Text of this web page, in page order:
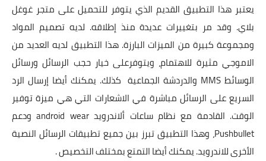
يعتبر هذا التطبيق القديم الذي يتوفر للتحميل على متجر غوغل
بلاي. وقد مر بتغييرات عديدة منذ إطلاقه. لديه تصميم المواد
ومجموعة كبيرة من الميزات البارزة. هذا التطبيق لديه العديد من
الاموجي مثيرة للاهتمام، ويتوفرعلى خيار حجب الرسائل ورسائل
الوسائط MMS والدردشة الجماعية كذلك. يمكنك أيضا إرسال الرد
السريع على الرسائل مباشرة في الاشعارات التي هي ميزة توفير
الوقت. القادمة مع نظام ساعات ألاندرويد android wear ودعم
Pushbullet، وهذا التطبيق تبرز بين جميع تطبيقات الرسائل النصية
الأخرى للاندرويد. يمكنك أيضا التمتع بمختلف التخصيص .